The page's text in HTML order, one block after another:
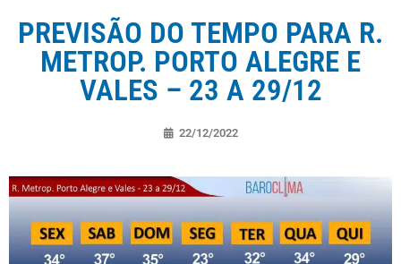
PREVISÃO DO TEMPO PARA R.
METROP. PORTO ALEGRE E
VALES – 23 A 29/12
22/12/2022